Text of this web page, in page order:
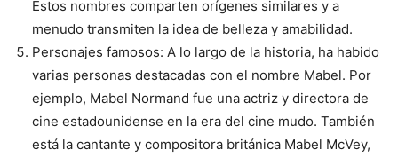
Estos nombres comparten orígenes similares y a
menudo transmiten la idea de belleza y amabilidad.
Personajes famosos: A lo largo de la historia, ha habido
varias personas destacadas con el nombre Mabel. Por
ejemplo, Mabel Normand fue una actriz y directora de
cine estadounidense en la era del cine mudo. También
está la cantante y compositora británica Mabel McVey,